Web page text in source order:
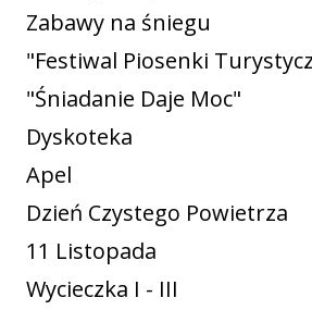
Zabawy na śniegu
"Festiwal Piosenki
"Śniadanie Daje Moc"
Dyskoteka
Apel
Dzień Czystego Powietrza
11 Listopada
Wycieczka I - III